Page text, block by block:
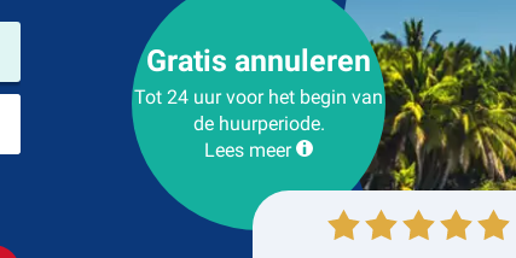
Plaats voor teruggave
Gratis annuleren
Tot 24 uur voor het begin van
de huurperiode.
Lees meer